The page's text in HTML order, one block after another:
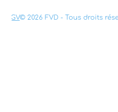
CGV© 2026 FVD - Tous droits